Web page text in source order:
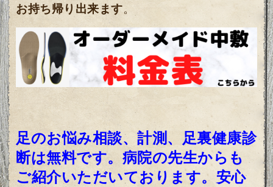
お持ち帰り出来ます。
足のお悩み相談、計測、足裏健康診
断は無料です。病院の先生からも
ご紹介いただいております。安心